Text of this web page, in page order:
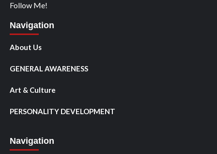
Follow Me!
Navigation
About Us
GENERAL AWARENESS
Art & Culture
PERSONALITY DEVELOPMENT
Navigation